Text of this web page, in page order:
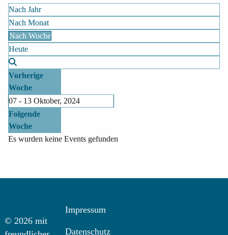
Nach Jahr
Nach Monat
Nach Woche
Heute
Vorherige
Woche
07 - 13 Oktober, 2024
Folgende
Woche
Es wurden keine Events gefunden
© 2026 mit
Impressum
Datenschutz